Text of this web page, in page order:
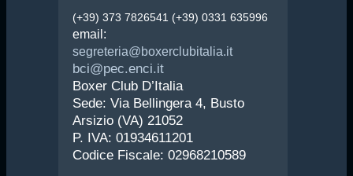
(+39) 373 7826541 (+39) 0331 635996
email:
segreteria@boxerclubitalia.it
bci@pec.enci.it
Boxer Club D’Italia
Sede: Via Bellingera 4, Busto
Arsizio (VA) 21052
P. IVA: 01934611201
Codice Fiscale: 02968210589